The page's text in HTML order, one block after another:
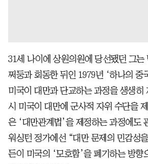
31세 나이에 상원의원에 당선됐던 그는
쩌둥과 회동한 뒤인 1979년 ‘하나의 중
미국이 대만과 단교하는 과정을 생생히
시 미국이 대만에 군사적 자위 수단을
은 ‘대만관계법’을 제정하는 과정에도
워싱턴 정가에선 “대만 문제의 민감성
든이 미국의 ‘모호함’을 폐기하는 방향